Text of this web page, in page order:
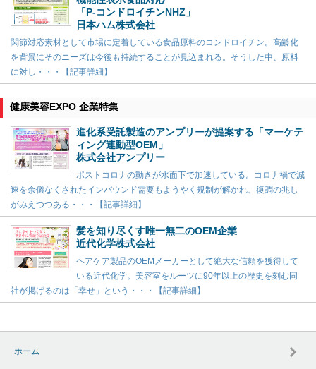
「P-コンドロイチンNHZ」
日本ハム株式会社
関節対応素材として市場に定着している食品原料のコンドロイチン。高齢化
を背景にそのニーズは今後も持続することが見込まれる。そうした中、原料
に対し・・・【記事詳細】
健康美容EXPO 企業特集
進化系受託製造のアンプリーが提案する「マーケテ
ィング連動型OEM」
株式会社アンプリー
ポストコロナの動きが水面下で加速している。コロナ禍で減
速を余儀なくされたインバウンド需要もようやく規制が解かれ、復調の兆し
がみえつつある・・・【記事詳細】
髪を知り尽くす唯一無二のOEM企業
近代化学株式会社
ヘアケア製品のOEMメーカーとして絶大な信頼を獲得して
いる近代化学。美容室をルーツに90年以上の歴史を刻む同
社が掲げるのは「幸せ」という・・・【記事詳細】
ホーム